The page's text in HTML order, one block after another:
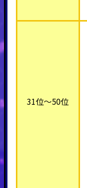
31位～50位